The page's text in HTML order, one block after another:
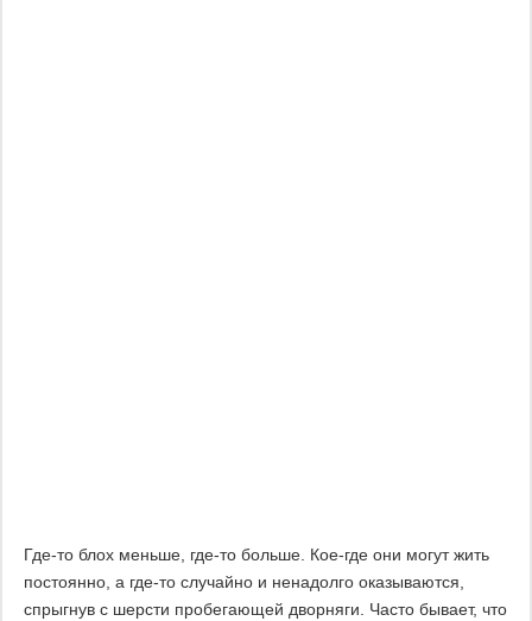
Где-то блох меньше, где-то больше. Кое-где они могут жить
постоянно, а где-то случайно и ненадолго оказываются,
спрыгнув с шерсти пробегающей дворняги. Часто бывает, что